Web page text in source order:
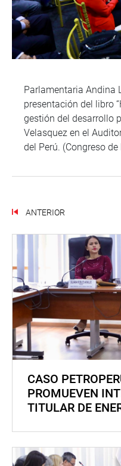
Parlamentaria Andina
presentación del libro
gestión del desarrollo
Velasquez en el
del Perú. (Congreso
ANTERIOR
CASO
PROMUEVEN
TITULAR DE